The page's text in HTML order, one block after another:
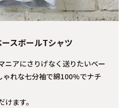
スボールTシャツ
ニアにさりげなく送りたいベー
れな七分袖で綿100%でナチ
ます。